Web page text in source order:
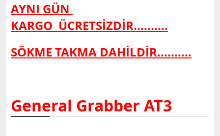
AYNI GÜN
KARGO ÜCRETSİZDİR..........
SÖKME TAKMA DAHİLDİR..........
General Grabber AT3